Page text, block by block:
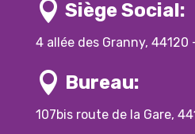
 Siège Social:
4 allée des Granny, 44120
 Bureau:
107bis route de la Gare,